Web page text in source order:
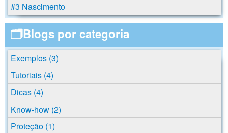
#3 Nascimento
🗂️Blogs por categoria
Exemplos (3)
Tutoriais (4)
Dicas (4)
Know-how (2)
Proteção (1)